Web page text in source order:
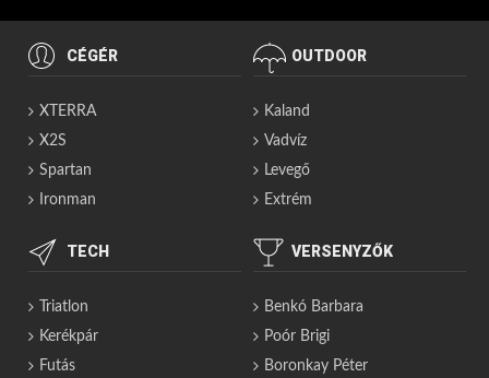
CÉGÉR
XTERRA
X2S
Spartan
Ironman
OUTDOOR
Kaland
Vadvíz
Levegő
Extrém
TECH
Triatlon
Kerékpár
Futás
VERSENYZŐK
Benkó Barbara
Poór Brigi
Boronkay Péter